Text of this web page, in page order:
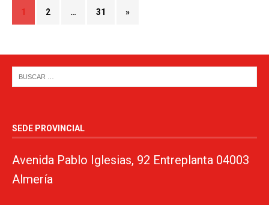
1 2 … 31 »
SEDE PROVINCIAL
Avenida Pablo Iglesias, 92 Entreplanta 04003
Almería